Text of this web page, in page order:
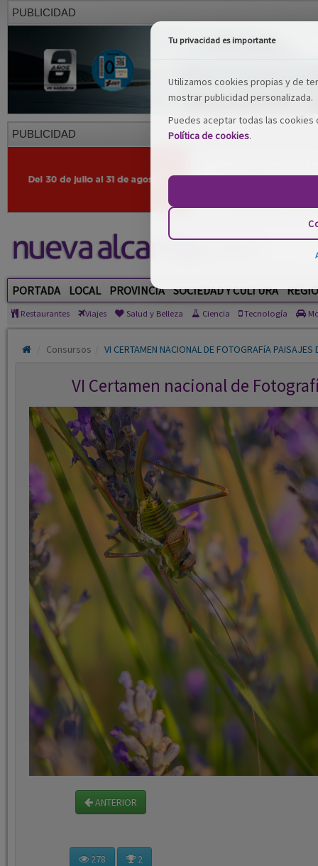
PUBLICIDAD
PUBLICIDAD
PORTADA LOCAL PROVINCIA SOCIEDAD Y CULTURA
Restaurantes Viajes Salud y Belleza Ciencia Tecnología
Consursos VI CERTAMEN NACIONAL DE FOTOGRAFíA PAISAJES
VI Certamen nacional de
ANTERIOR
278 2
Tu privacidad es importante
Utilizamos cookies propias y de
mostrar publicidad personalizada.
Puedes aceptar todas las
Política de cookies.